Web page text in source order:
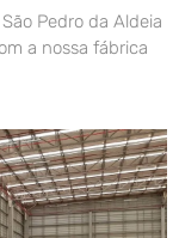
Pedro da Aldeia
a nossa fábrica